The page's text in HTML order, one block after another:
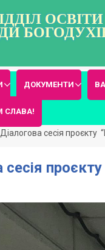
ДОКУМЕНТИ
СЛАВА!
Діалогова сесія проєкту
сесія